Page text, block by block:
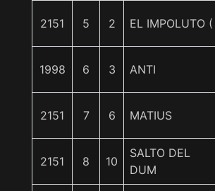
2151 5 2 EL IMPOLUTO (
1998 6 3 ANTI
2151 7 6 MATIUS
2151 8 10
SALTO DEL
DUM